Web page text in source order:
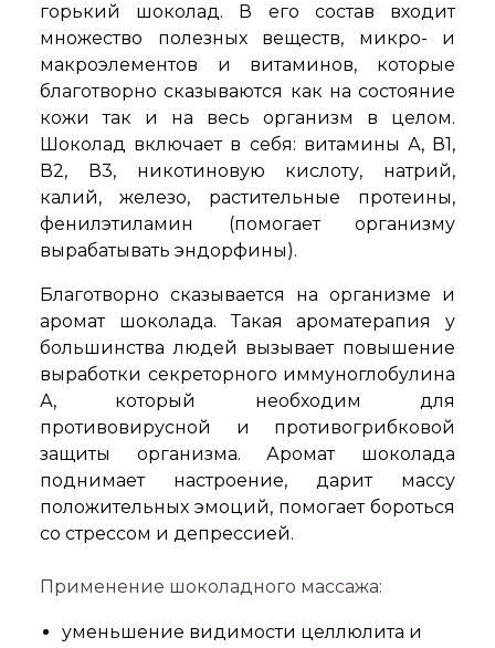
горький шоколад. В его состав входит
множество полезных веществ, микро- и
макроэлементов и витаминов, которые
благотворно сказываются как на состояние
кожи так и на весь организм в целом.
Шоколад включает в себя: витамины А, В1,
В2, В3, никотиновую кислоту, натрий,
калий, железо, растительные протеины,
фенилэтиламин (помогает организму
вырабатывать эндорфины).
Благотворно сказывается на организме и
аромат шоколада. Такая ароматерапия у
большинства людей вызывает повышение
выработки секреторного иммуноглобулина
А, который необходим для
противовирусной и противогрибковой
защиты организма. Аромат шоколада
поднимает настроение, дарит массу
положительных эмоций, помогает бороться
со стрессом и депрессией.
Применение шоколадного массажа:
уменьшение видимости целлюлита и